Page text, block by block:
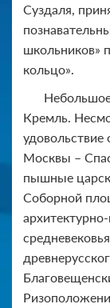
Суздаля,
школьников»
кольцо».
Кремль.
удовольствие
Москвы –
пышные
Соборной